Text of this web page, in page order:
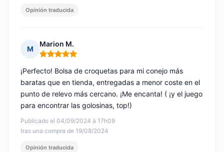
Opinión traducida
M
Marion M.
Nota: 5 de 5
Publicado el 04/09/2024 à 17h09
tras una compra de 19/08/2024
¡Perfecto! Bolsa de croquetas para mi conejo más
baratas que en tienda, entregadas a menor coste en el
punto de relevo más cercano. ¡Me encanta! ( ¡y el juego
para encontrar las golosinas, top!)
Opinión traducida